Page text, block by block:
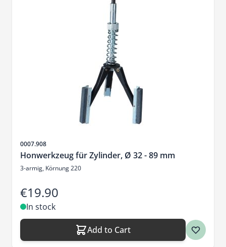
Sku
0007.908
Honwerkzeug für Zylinder, Ø 32 - 89 mm
3-armig, Körnung 220
€19.90
In stock
Add to Cart